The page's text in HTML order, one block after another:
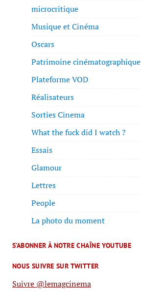
microcritique
Musique et Cinéma
Oscars
Patrimoine cinématographique
Plateforme VOD
Réalisateurs
Sorties Cinema
What the fuck did I watch ?
Essais
Glamour
Lettres
People
La photo du moment
S’ABONNER À NOTRE CHAÎNE YOUTUBE
NOUS SUIVRE SUR TWITTER
Suivre @lemagcinema